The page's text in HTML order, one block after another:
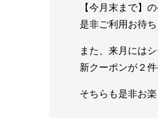
【今月末まで】
是非ご利用お待
また、来月には
新クーポンが２
そちらも是非お